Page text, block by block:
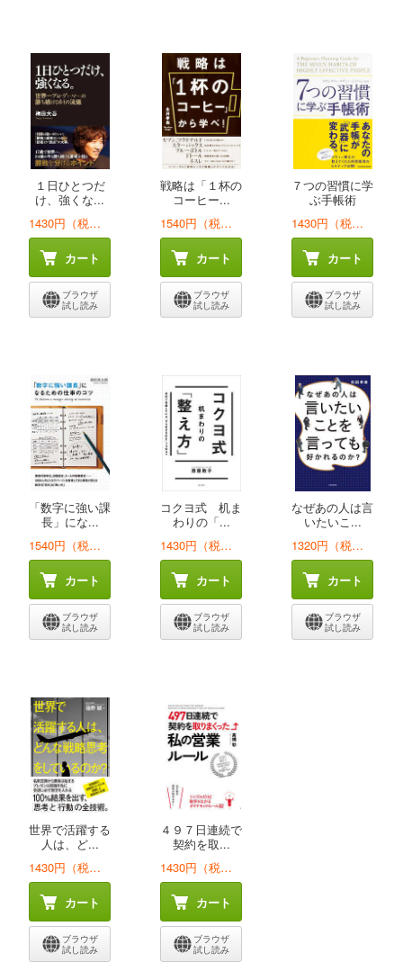
１日ひとつだ
け、強くな...
1430円（税込）
カート
ブラウザ
試し読み
戦略は「１杯の
コーヒー...
1540円（税込）
カート
ブラウザ
試し読み
７つの習慣に学
ぶ手帳術
1430円（税込）
カート
ブラウザ
試し読み
「数字に強い課
長」にな...
1540円（税込）
カート
ブラウザ
試し読み
コクヨ式 机ま
わりの「...
1430円（税込）
カート
ブラウザ
試し読み
なぜあの人は言
いたいこ...
1320円（税込）
カート
ブラウザ
試し読み
世界で活躍する
人は、ど...
1430円（税込）
カート
ブラウザ
試し読み
４９７日連続で
契約を取...
1430円（税込）
カート
ブラウザ
試し読み